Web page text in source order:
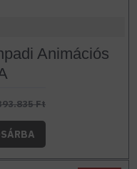
Animációs
Ft